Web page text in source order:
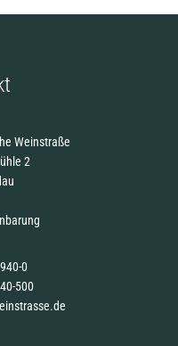
Weinstraße
2
0
500